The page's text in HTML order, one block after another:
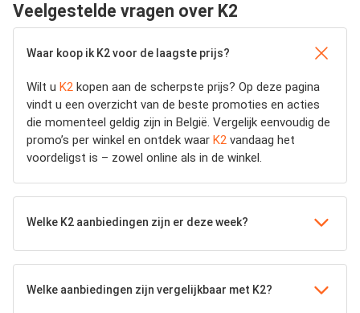
Veelgestelde vragen over K2
Waar koop ik K2 voor de laagste prijs?
Wilt u K2 kopen aan de scherpste prijs? Op deze pagina
vindt u een overzicht van de beste promoties en acties
die momenteel geldig zijn in België. Vergelijk eenvoudig de
promo’s per winkel en ontdek waar K2 vandaag het
voordeligst is – zowel online als in de winkel.
Welke K2 aanbiedingen zijn er deze week?
Welke aanbiedingen zijn vergelijkbaar met K2?